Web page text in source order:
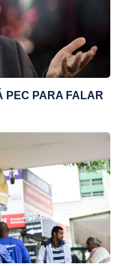
PEC PARA FALAR